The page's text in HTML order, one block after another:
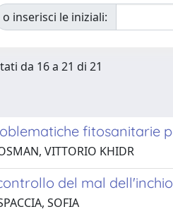
o inserisci le iniziali:
da 16 a 21 di 21
fitosanitarie
VITTORIO KHIDR
del mal
SOFIA